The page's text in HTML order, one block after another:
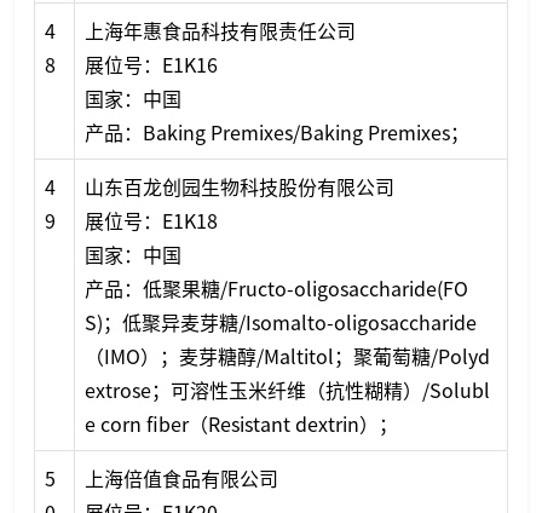
4
8
上海年惠食品科技有限责任公司
展位号：E1K16
国家：中国
产品：Baking Premixes/Baking Premixes；
4
9
山东百龙创园生物科技股份有限公司
展位号：E1K18
国家：中国
产品：低聚果糖/Fructo-oligosaccharide(FO
S)；低聚异麦芽糖/Isomalto-oligosaccharide
（IMO）；麦芽糖醇/Maltitol；聚葡萄糖/Polyd
extrose；可溶性玉米纤维（抗性糊精）/Solubl
e corn fiber（Resistant dextrin）；
5
上海倍值食品有限公司